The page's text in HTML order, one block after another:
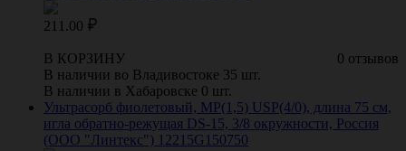
211.00
0 отзывов
В КОРЗИНУ
В наличии во Владивостоке 35 шт.
В наличии в Хабаровске 0 шт.
Ультрасорб фиолетовый, МР(1,5) USP(4/0), длина 75 см,
игла обратно-режущая DS-15, 3/8 окружности, Россия
(ООО "Линтекс") 12215G150750